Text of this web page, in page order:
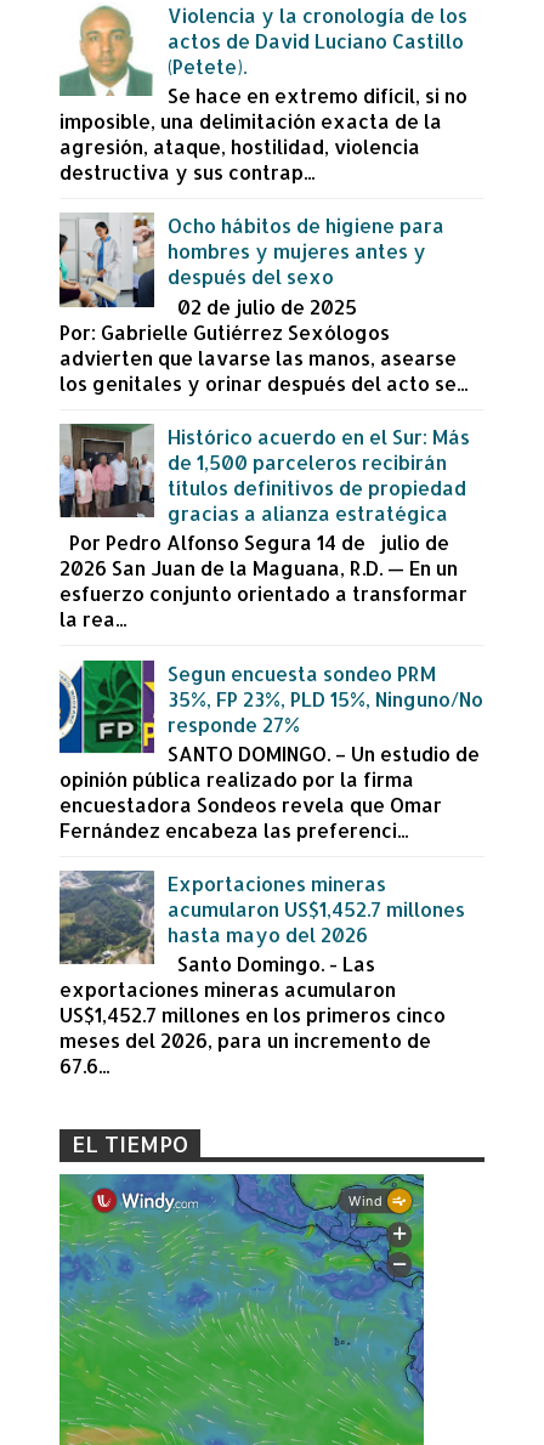
Violencia y la cronología de los
actos de David Luciano Castillo
(Petete).
Se hace en extremo difícil, si no
imposible, una delimitación exacta de la
agresión, ataque, hostilidad, violencia
destructiva y sus contrap...
Ocho hábitos de higiene para
hombres y mujeres antes y
después del sexo
02 de julio de 2025
Por: Gabrielle Gutiérrez Sexólogos
advierten que lavarse las manos, asearse
los genitales y orinar después del acto se...
Histórico acuerdo en el Sur: Más
de 1,500 parceleros recibirán
títulos definitivos de propiedad
gracias a alianza estratégica
Por Pedro Alfonso Segura 14 de julio de
2026 San Juan de la Maguana, R.D. — En un
esfuerzo conjunto orientado a transformar
la rea...
Segun encuesta sondeo PRM
35%, FP 23%, PLD 15%, Ninguno/No
responde 27%
SANTO DOMINGO. – Un estudio de
opinión pública realizado por la firma
encuestadora Sondeos revela que Omar
Fernández encabeza las preferenci...
Exportaciones mineras
acumularon US$1,452.7 millones
hasta mayo del 2026
Santo Domingo. - Las
exportaciones mineras acumularon
US$1,452.7 millones en los primeros cinco
meses del 2026, para un incremento de
67.6...
EL TIEMPO